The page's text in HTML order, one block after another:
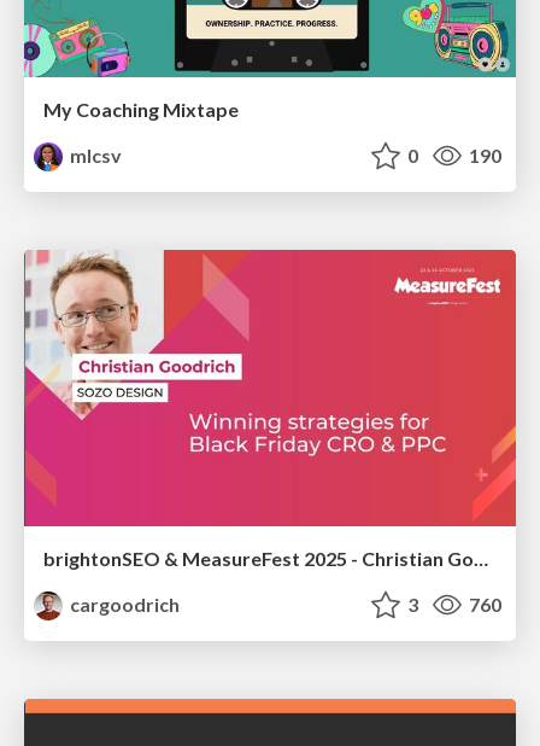
My Coaching Mixtape
mlcsv
0 190
brightonSEO & MeasureFest 2025 - Christian Goodrich - Winning strategies for Black Friday CRO & PPC
cargoodrich
3 760